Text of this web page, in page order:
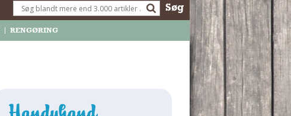
RENGØRING
Søg